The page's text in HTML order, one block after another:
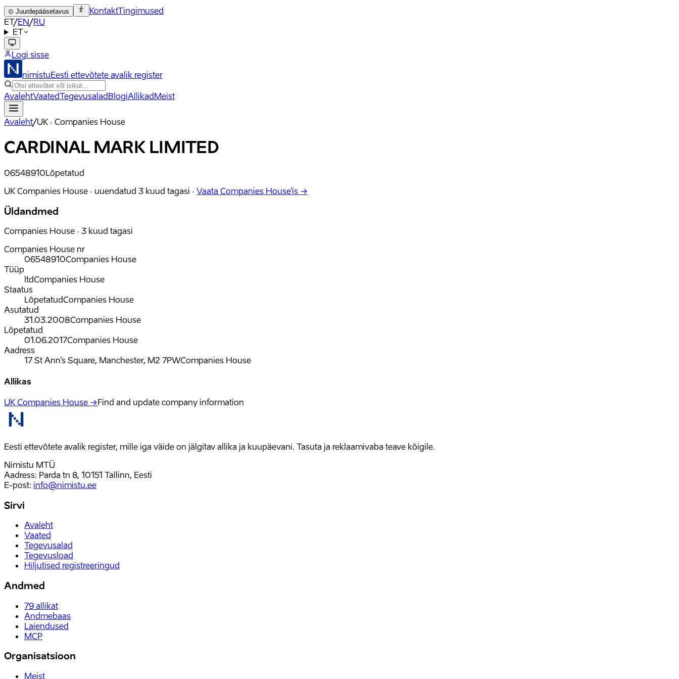
⊙ Juurdepääsetavus KontaktTingimused
ET/EN/RU
ET
Logi sisse
nimistuEesti ettevõtete avalik register
AvalehtVaatedTegevusaladBlogiAllikadMeist
Avaleht/UK · Companies House
CARDINAL MARK LIMITED
06548910Lõpetatud
UK Companies House · uuendatud 3 kuud tagasi · Vaata Companies House'is →
Üldandmed
Companies House · 3 kuud tagasi
Companies House nr
06548910Companies House
Tüüp
ltdCompanies House
Staatus
LõpetatudCompanies House
Asutatud
31.03.2008Companies House
Lõpetatud
01.06.2017Companies House
Aadress
17 St Ann's Square, Manchester, M2 7PWCompanies House
Allikas
UK Companies House →Find and update company information
Eesti ettevõtete avalik register, mille iga väide on jälgitav allika ja kuupäevani. Tasuta ja reklaamivaba teave kõigile.
Nimistu MTÜ
Aadress: Parda tn 8, 10151 Tallinn, Eesti
E-post: info@nimistu.ee
Sirvi
Avaleht
Vaated
Tegevusalad
Tegevusload
Hiljutised registreeringud
Andmed
79 allikat
Andmebaas
Laiendused
MCP
Organisatsioon
Meist